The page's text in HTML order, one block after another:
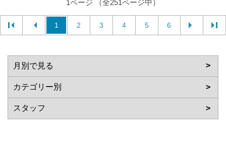
1ページ （全251ページ中）
1 2 3 4 5 6